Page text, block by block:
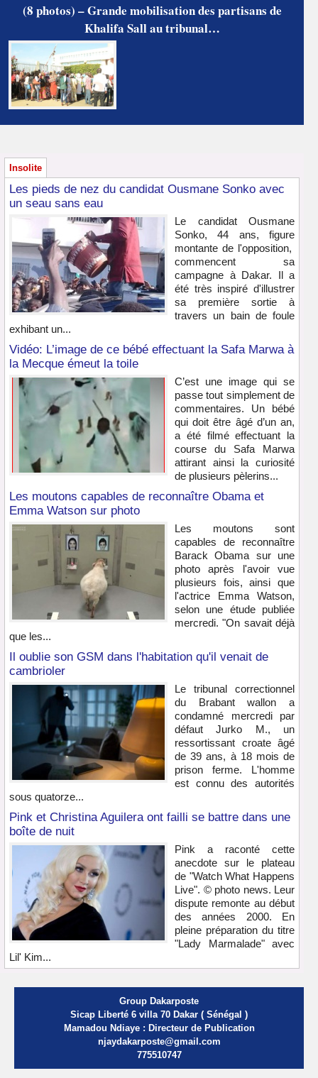
(8 photos) – Grande mobilisation des partisans de
Khalifa Sall au tribunal…
Insolite
Les pieds de nez du candidat Ousmane Sonko avec
un seau sans eau
Le candidat Ousmane
Sonko, 44 ans, figure
montante de l'opposition,
commencent sa
campagne à Dakar. Il a
été très inspiré d'illustrer
sa première sortie à
travers un bain de foule
exhibant un...
Vidéo: L’image de ce bébé effectuant la Safa Marwa à
la Mecque émeut la toile
C’est une image qui se
passe tout simplement de
commentaires. Un bébé
qui doit être âgé d’un an,
a été filmé effectuant la
course du Safa Marwa
attirant ainsi la curiosité
de plusieurs pèlerins...
Les moutons capables de reconnaître Obama et
Emma Watson sur photo
Les moutons sont
capables de reconnaître
Barack Obama sur une
photo après l'avoir vue
plusieurs fois, ainsi que
l'actrice Emma Watson,
selon une étude publiée
mercredi. "On savait déjà
que les...
Il oublie son GSM dans l'habitation qu'il venait de
cambrioler
Le tribunal correctionnel
du Brabant wallon a
condamné mercredi par
défaut Jurko M., un
ressortissant croate âgé
de 39 ans, à 18 mois de
prison ferme. L'homme
est connu des autorités
sous quatorze...
Pink et Christina Aguilera ont failli se battre dans une
boîte de nuit
Pink a raconté cette
anecdote sur le plateau
de "Watch What Happens
Live". © photo news. Leur
dispute remonte au début
des années 2000. En
pleine préparation du titre
"Lady Marmalade" avec
Lil' Kim...
Group Dakarposte
Sicap Liberté 6 villa 70 Dakar ( Sénégal )
Mamadou Ndiaye : Directeur de Publication
njaydakarposte@gmail.com
775510747